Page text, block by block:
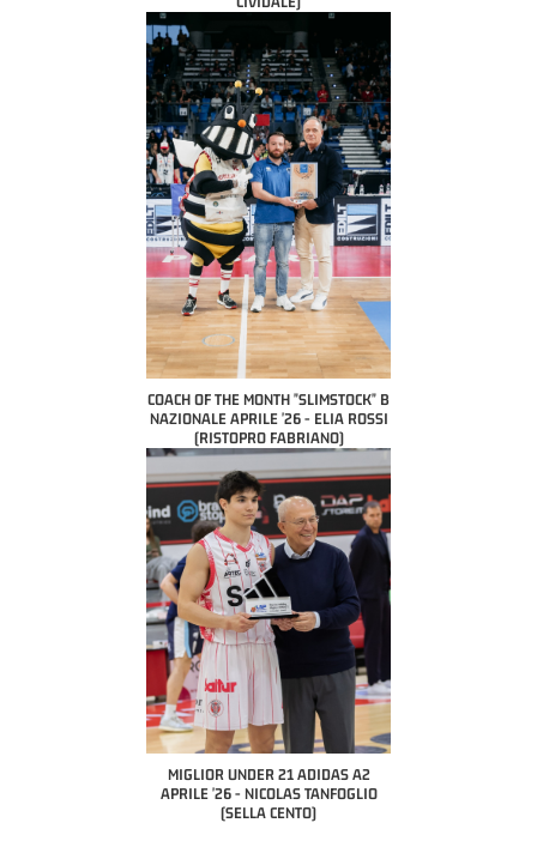
COACH OF THE MONTH "SLIMSTOCK" B
NAZIONALE APRILE '26 - ELIA ROSSI
(RISTOPRO FABRIANO)
MIGLIOR UNDER 21 ADIDAS A2
APRILE '26 - NICOLAS TANFOGLIO
(SELLA CENTO)